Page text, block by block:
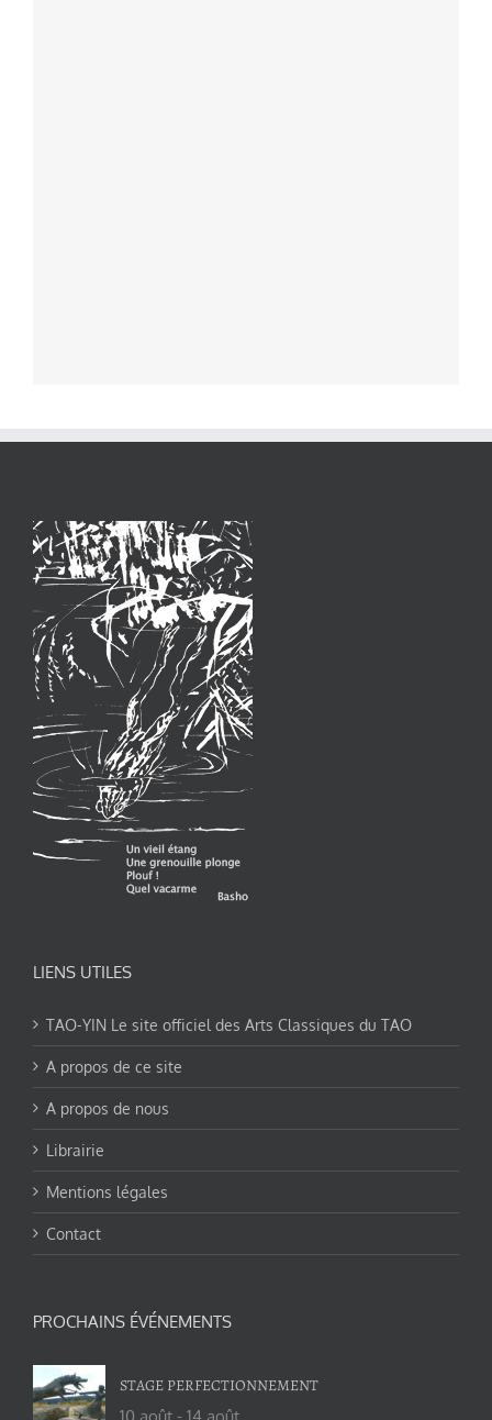
LIENS UTILES
TAO-YIN Le site officiel des Arts Classiques du TAO
A propos de ce site
A propos de nous
Librairie
Mentions légales
Contact
PROCHAINS ÉVÉNEMENTS
STAGE PERFECTIONNEMENT